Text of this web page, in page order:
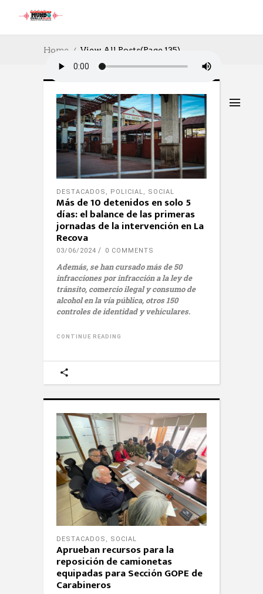
Home View All Posts(Page 135)
DESTACADOS , POLICIAL, SOCIAL
Más de 10 detenidos en solo 5
días: el balance de las primeras
jornadas de la intervención en La
Recova
03/06/2024 0 COMMENTS
Además, se han cursado más de 50
infracciones por infracción a la ley de
tránsito, comercio ilegal y consumo de
alcohol en la vía pública, otros 150
controles de identidad y vehiculares.
CONTINUE READING
DESTACADOS , SOCIAL
Aprueban recursos para la
reposición de camionetas
equipadas para Sección GOPE de
Carabineros